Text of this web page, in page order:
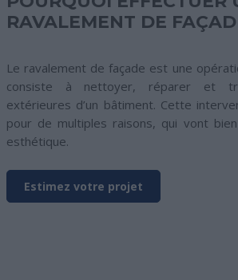
RAVALEMENT DE
Le ravalement de façade est une
consiste à nettoyer, réparer et
extérieures d’un bâtiment. Cette
pour de multiples raisons, qui vont
esthétique.
Estimez votre projet